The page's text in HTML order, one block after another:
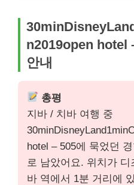
n2019open hotel
안내
총평
지바 / 치바 여행 중
hotel – 505에 묵었던
로 남았어요. 위치가
바 역에서 1분 거리에